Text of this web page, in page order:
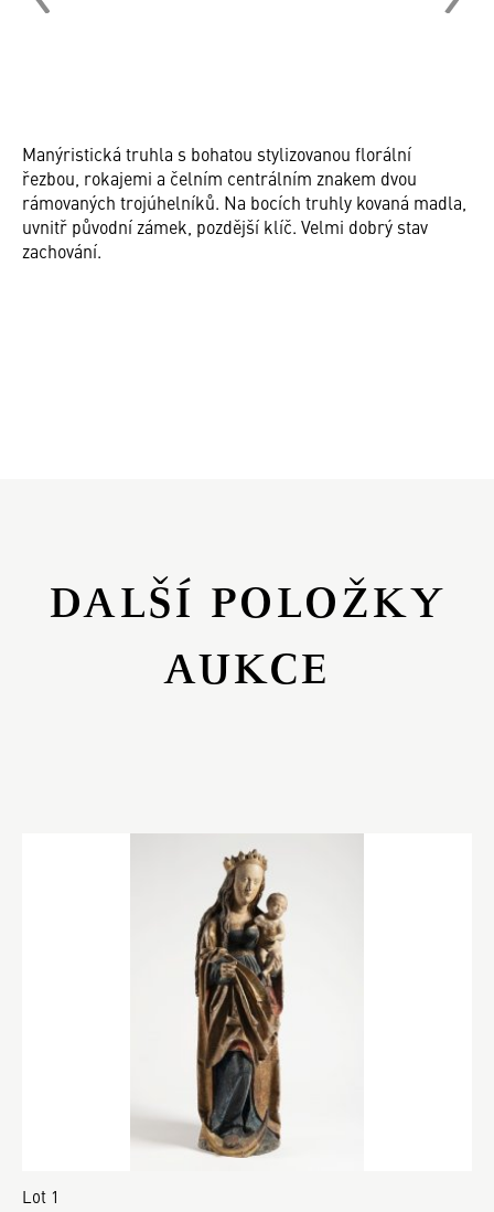
Manýristická truhla s bohatou stylizovanou florální
řezbou, rokajemi a čelním centrálním znakem dvou
rámovaných trojúhelníků. Na bocích truhly kovaná madla,
uvnitř původní zámek, pozdější klíč. Velmi dobrý stav
zachování.
DALŠÍ POLOŽKY
AUKCE
Lot 1